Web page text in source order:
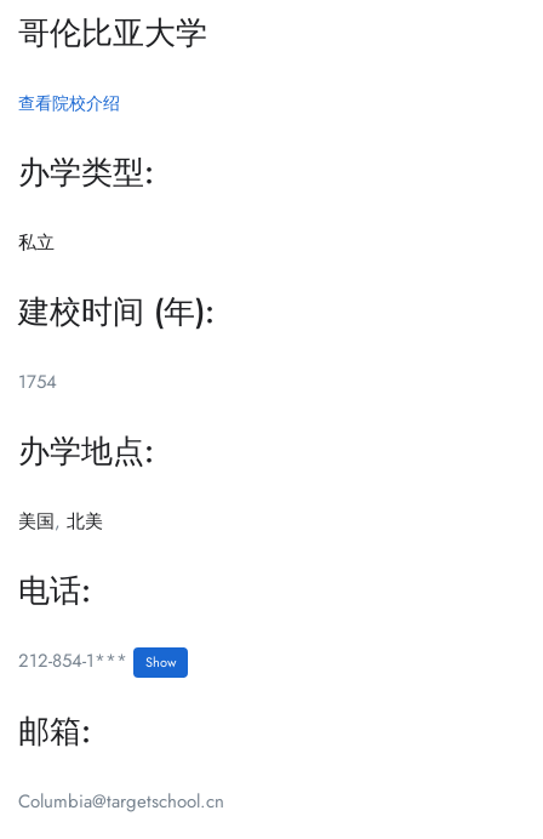
哥伦比亚大学
查看院校介绍
办学类型:
私立
建校时间 (年):
1754
办学地点:
美国, 北美
电话:
212-854-1*** Show
邮箱:
Columbia@targetschool.cn